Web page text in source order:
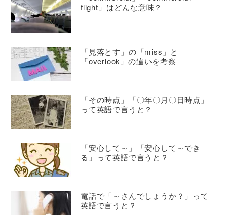
flight」はどんな意味？
「見落とす」の「miss」と
「overlook」の違いを考察
「その時点」「〇年〇月〇日時点」
って英語で言うと？
「安心して～」「安心して～でき
る」って英語で言うと？
電話で「～さんでしょうか？」って
英語で言うと？